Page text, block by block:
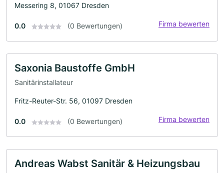
Messering 8, 01067 Dresden
0.0 (0 Bewertungen) Firma bewerten
Saxonia Baustoffe GmbH
Sanitärinstallateur
Fritz-Reuter-Str. 56, 01097 Dresden
0.0 (0 Bewertungen) Firma bewerten
Andreas Wabst Sanitär & Heizungsbau